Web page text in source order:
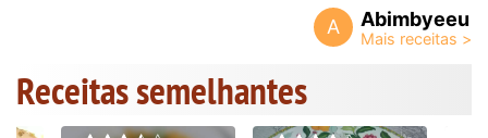
A Abimbyeeu
Receitas semelhantes